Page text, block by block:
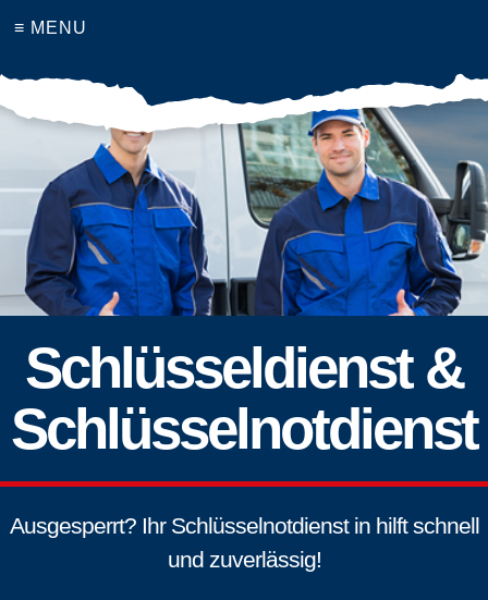
≡ MENU
Schlüsseldienst &
Schlüsselnotdienst
Ausgesperrt? Ihr Schlüsselnotdienst in hilft schnell
und zuverlässig!